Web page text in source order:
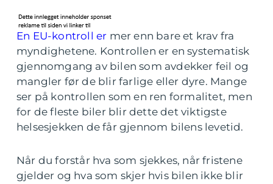
En EU-kontroll er mer enn bare et krav fra
myndighetene. Kontrollen er en systematisk
gjennomgang av bilen som avdekker feil og
mangler før de blir farlige eller dyre. Mange
ser på kontrollen som en ren formalitet, men
for de fleste biler blir dette det viktigste
helsesjekken de får gjennom bilens levetid.
Når du forstår hva som sjekkes, når fristene
gjelder og hva som skjer hvis bilen ikke blir